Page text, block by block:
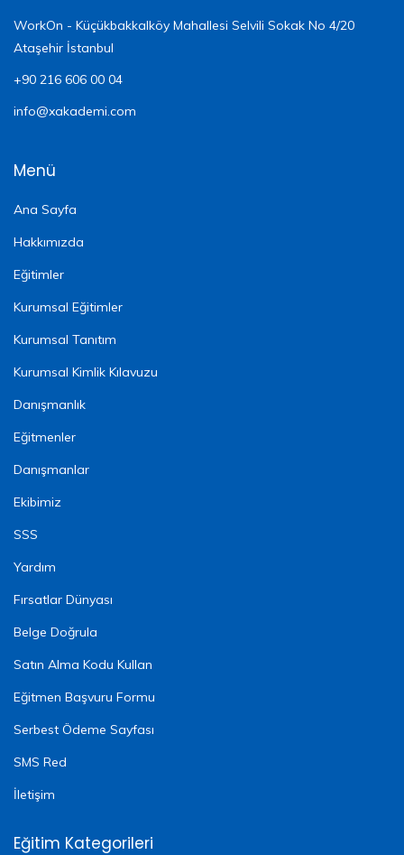
WorkOn - Küçükbakkalköy Mahallesi Selvili Sokak No 4/20
Ataşehir İstanbul
+90 216 606 00 04
info@xakademi.com
Menü
Ana Sayfa
Hakkımızda
Eğitimler
Kurumsal Eğitimler
Kurumsal Tanıtım
Kurumsal Kimlik Kılavuzu
Danışmanlık
Eğitmenler
Danışmanlar
Ekibimiz
SSS
Yardım
Fırsatlar Dünyası
Belge Doğrula
Satın Alma Kodu Kullan
Eğitmen Başvuru Formu
Serbest Ödeme Sayfası
SMS Red
İletişim
Eğitim Kategorileri